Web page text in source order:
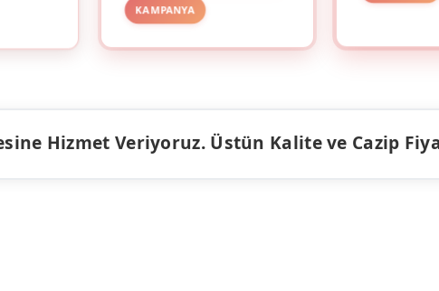
KAMPANYA
Hizmet Veriyoruz. Üstün Kalite ve Cazip